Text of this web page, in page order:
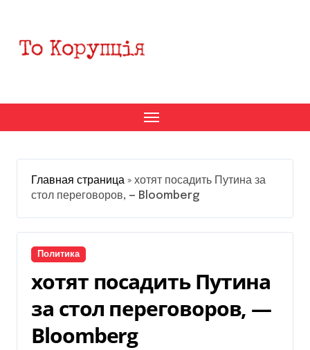
содержанию
Главная страница » хотят посадить Путина за
стол переговоров, — Bloomberg
Политика
хотят посадить Путина
за стол переговоров, —
Bloomberg